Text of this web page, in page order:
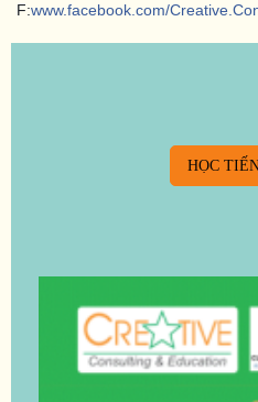
F:www.facebook.com/
HỌC